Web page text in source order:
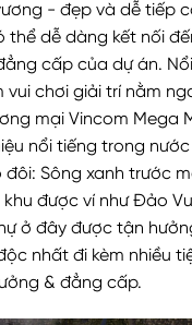
- đẹp và dễ tiếp
thể dễ dàng kết nối
cấp của dự án.
vui chơi giải trí nằm
mại Vincom Mega
nổi tiếng trong
đôi: Sông xanh trước
được ví như Đảo
ở đây được tận
nhất đi kèm nhiều
& đẳng cấp.